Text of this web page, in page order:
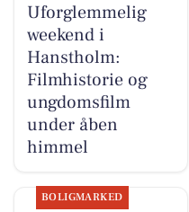
Uforglemmelig
weekend i
Hanstholm:
Filmhistorie og
ungdomsfilm
under åben
himmel
BOLIGMARKED